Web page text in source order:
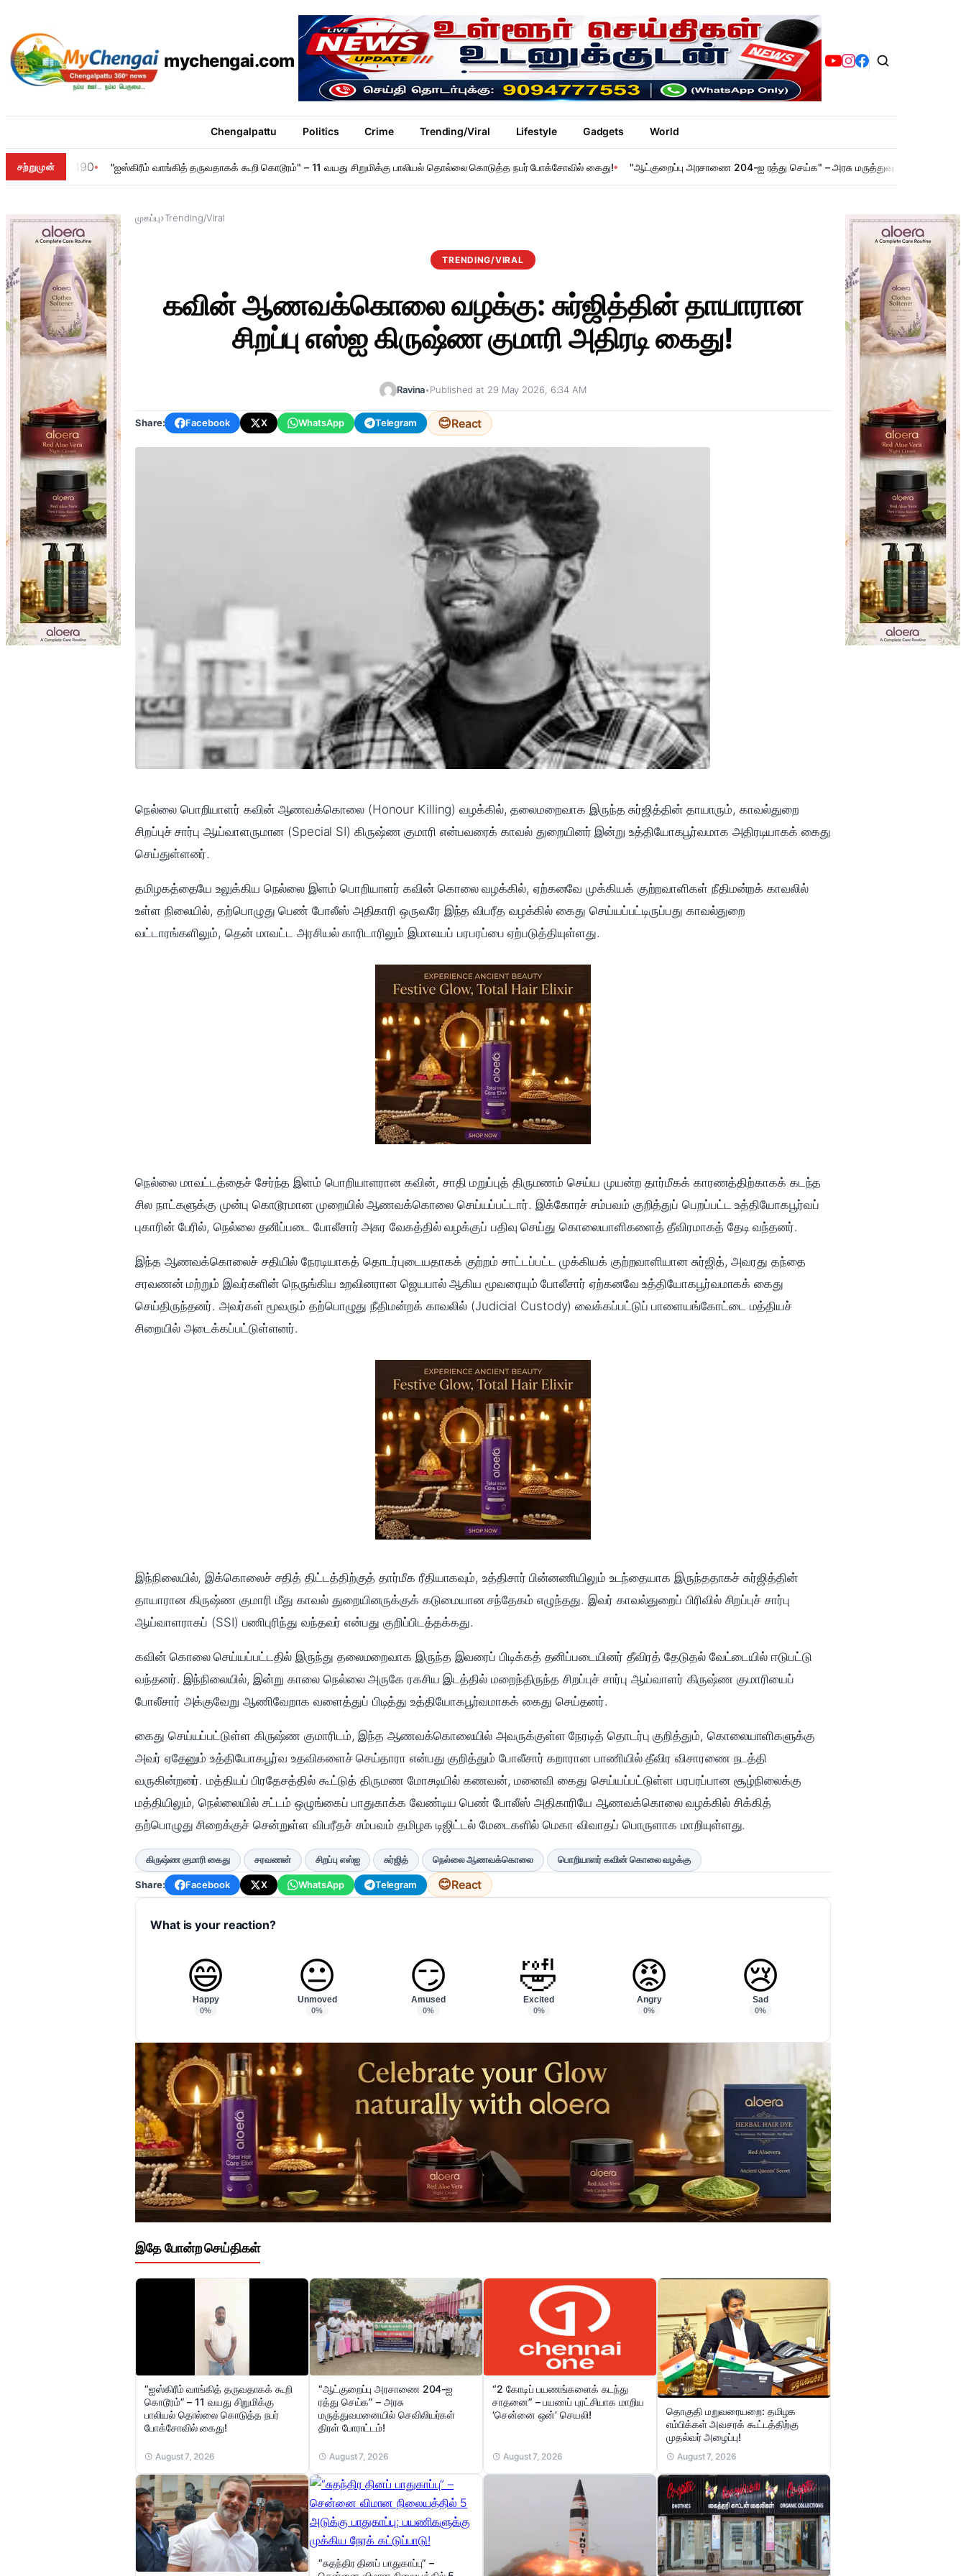
mychengai.com
Chengalpattu Politics Crime Trending/Viral Lifestyle Gadgets World
சற்றுமுன் 190 "ஐஸ்கிரீம் வாங்கித் தருவதாகக் கூறி கொடூரம்" – 11 வயது சிறுமிக்கு பாலியல் தொல்லை கொடுத்த நபர் போக்சோவில் கைது! "ஆட்குறைப்பு அரசாணை 204-ஐ ரத்து செய்க" – அரசு மருத்துவமனையில்
முகப்பு›Trending/Viral
TRENDING/VIRAL
கவின் ஆணவக்கொலை வழக்கு: சுர்ஜித்தின் தாயாரான
சிறப்பு எஸ்ஐ கிருஷ்ண குமாரி அதிரடி கைது!
Ravina•Published at 29 May 2026, 6:34 AM
Share: Facebook X WhatsApp Telegram 😊React
நெல்லை பொறியாளர் கவின் ஆணவக்கொலை (Honour Killing) வழக்கில், தலைமறைவாக இருந்த சுர்ஜித்தின் தாயாரும், காவல்துறை
சிறப்புச் சார்பு ஆய்வாளருமான (Special SI) கிருஷ்ண குமாரி என்பவரைக் காவல் துறையினர் இன்று உத்தியோகபூர்வமாக அதிரடியாகக் கைது
செய்துள்ளனர்.
தமிழகத்தையே உலுக்கிய நெல்லை இளம் பொறியாளர் கவின் கொலை வழக்கில், ஏற்கனவே முக்கியக் குற்றவாளிகள் நீதிமன்றக் காவலில்
உள்ள நிலையில், தற்பொழுது பெண் போலீஸ் அதிகாரி ஒருவரே இந்த விபரீத வழக்கில் கைது செய்யப்பட்டிருப்பது காவல்துறை
வட்டாரங்களிலும், தென் மாவட்ட அரசியல் காரிடாரிலும் இமாலயப் பரபரப்பை ஏற்படுத்தியுள்ளது.
நெல்லை மாவட்டத்தைச் சேர்ந்த இளம் பொறியாளரான கவின், சாதி மறுப்புத் திருமணம் செய்ய முயன்ற தார்மீகக் காரணத்திற்காகக் கடந்த
சில நாட்களுக்கு முன்பு கொடூரமான முறையில் ஆணவக்கொலை செய்யப்பட்டார். இக்கோரச் சம்பவம் குறித்துப் பெறப்பட்ட உத்தியோகபூர்வப்
புகாரின் பேரில், நெல்லை தனிப்படை போலீசார் அசுர வேகத்தில் வழக்குப் பதிவு செய்து கொலையாளிகளைத் தீவிரமாகத் தேடி வந்தனர்.
இந்த ஆணவக்கொலைச் சதியில் நேரடியாகத் தொடர்புடையதாகக் குற்றம் சாட்டப்பட்ட முக்கியக் குற்றவாளியான சுர்ஜித், அவரது தந்தை
சரவணன் மற்றும் இவர்களின் நெருங்கிய உறவினரான ஜெயபால் ஆகிய மூவரையும் போலீசார் ஏற்கனவே உத்தியோகபூர்வமாகக் கைது
செய்திருந்தனர். அவர்கள் மூவரும் தற்பொழுது நீதிமன்றக் காவலில் (Judicial Custody) வைக்கப்பட்டுப் பாளையங்கோட்டை மத்தியச்
சிறையில் அடைக்கப்பட்டுள்ளனர்.
இந்நிலையில், இக்கொலைச் சதித் திட்டத்திற்குத் தார்மீக ரீதியாகவும், உத்திசார் பின்னணியிலும் உடந்தையாக இருந்ததாகச் சுர்ஜித்தின்
தாயாரான கிருஷ்ண குமாரி மீது காவல் துறையினருக்குக் கடுமையான சந்தேகம் எழுந்தது. இவர் காவல்துறைப் பிரிவில் சிறப்புச் சார்பு
ஆய்வாளராகப் (SSI) பணிபுரிந்து வந்தவர் என்பது குறிப்பிடத்தக்கது.
கவின் கொலை செய்யப்பட்டதில் இருந்து தலைமறைவாக இருந்த இவரைப் பிடிக்கத் தனிப்படையினர் தீவிரத் தேடுதல் வேட்டையில் ஈடுபட்டு
வந்தனர். இந்நிலையில், இன்று காலை நெல்லை அருகே ரகசிய இடத்தில் மறைந்திருந்த சிறப்புச் சார்பு ஆய்வாளர் கிருஷ்ண குமாரியைப்
போலீசார் அக்குவேறு ஆணிவேறாக வளைத்துப் பிடித்து உத்தியோகபூர்வமாகக் கைது செய்தனர்.
கைது செய்யப்பட்டுள்ள கிருஷ்ண குமாரிடம், இந்த ஆணவக்கொலையில் அவருக்குள்ள நேரடித் தொடர்பு குறித்தும், கொலையாளிகளுக்கு
அவர் ஏதேனும் உத்தியோகபூர்வ உதவிகளைச் செய்தாரா என்பது குறித்தும் போலீசார் கறாரான பாணியில் தீவிர விசாரணை நடத்தி
வருகின்றனர். மத்தியப் பிரதேசத்தில் கூட்டுத் திருமண மோசடியில் கணவன், மனைவி கைது செய்யப்பட்டுள்ள பரபரப்பான சூழ்நிலைக்கு
மத்தியிலும், நெல்லையில் சட்டம் ஒழுங்கைப் பாதுகாக்க வேண்டிய பெண் போலீஸ் அதிகாரியே ஆணவக்கொலை வழக்கில் சிக்கித்
தற்பொழுது சிறைக்குச் சென்றுள்ள விபரீதச் சம்பவம் தமிழக டிஜிட்டல் மேடைகளில் மெகா விவாதப் பொருளாக மாறியுள்ளது.
கிருஷ்ண குமாரி கைது சரவணன் சிறப்பு எஸ்ஐ சுர்ஜித் நெல்லை ஆணவக்கொலை பொறியாளர் கவின் கொலை வழக்கு
Share: Facebook X WhatsApp Telegram 😊React
What is your reaction?
😄
Happy
0%
😐
Unmoved
0%
😏
Amused
0%
🤣
Excited
0%
😡
Angry
0%
😢
Sad
0%
இதே போன்ற செய்திகள்
“ஐஸ்கிரீம் வாங்கித் தருவதாகக் கூறி
கொடூரம்” – 11 வயது சிறுமிக்கு
பாலியல் தொல்லை கொடுத்த நபர்
போக்சோவில் கைது!
August 7, 2026
“ஆட்குறைப்பு அரசாணை 204-ஐ
ரத்து செய்க” – அரசு
மருத்துவமனையில் செவிலியர்கள்
திரள் போராட்டம்!
August 7, 2026
“2 கோடிப் பயணங்களைக் கடந்து
சாதனை” – பயணப் புரட்சியாக மாறிய
‘சென்னை ஒன்’ செயலி!
August 7, 2026
தொகுதி மறுவரையறை: தமிழக
எம்பிக்கள் அவசரக் கூட்டத்திற்கு
முதல்வர் அழைப்பு!
August 7, 2026
“சுதந்திர தினப் பாதுகாப்பு” –